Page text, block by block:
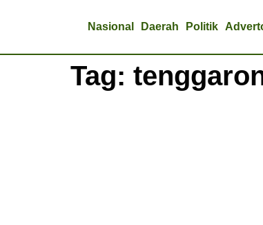
Nasional Daerah Politik
Tag: